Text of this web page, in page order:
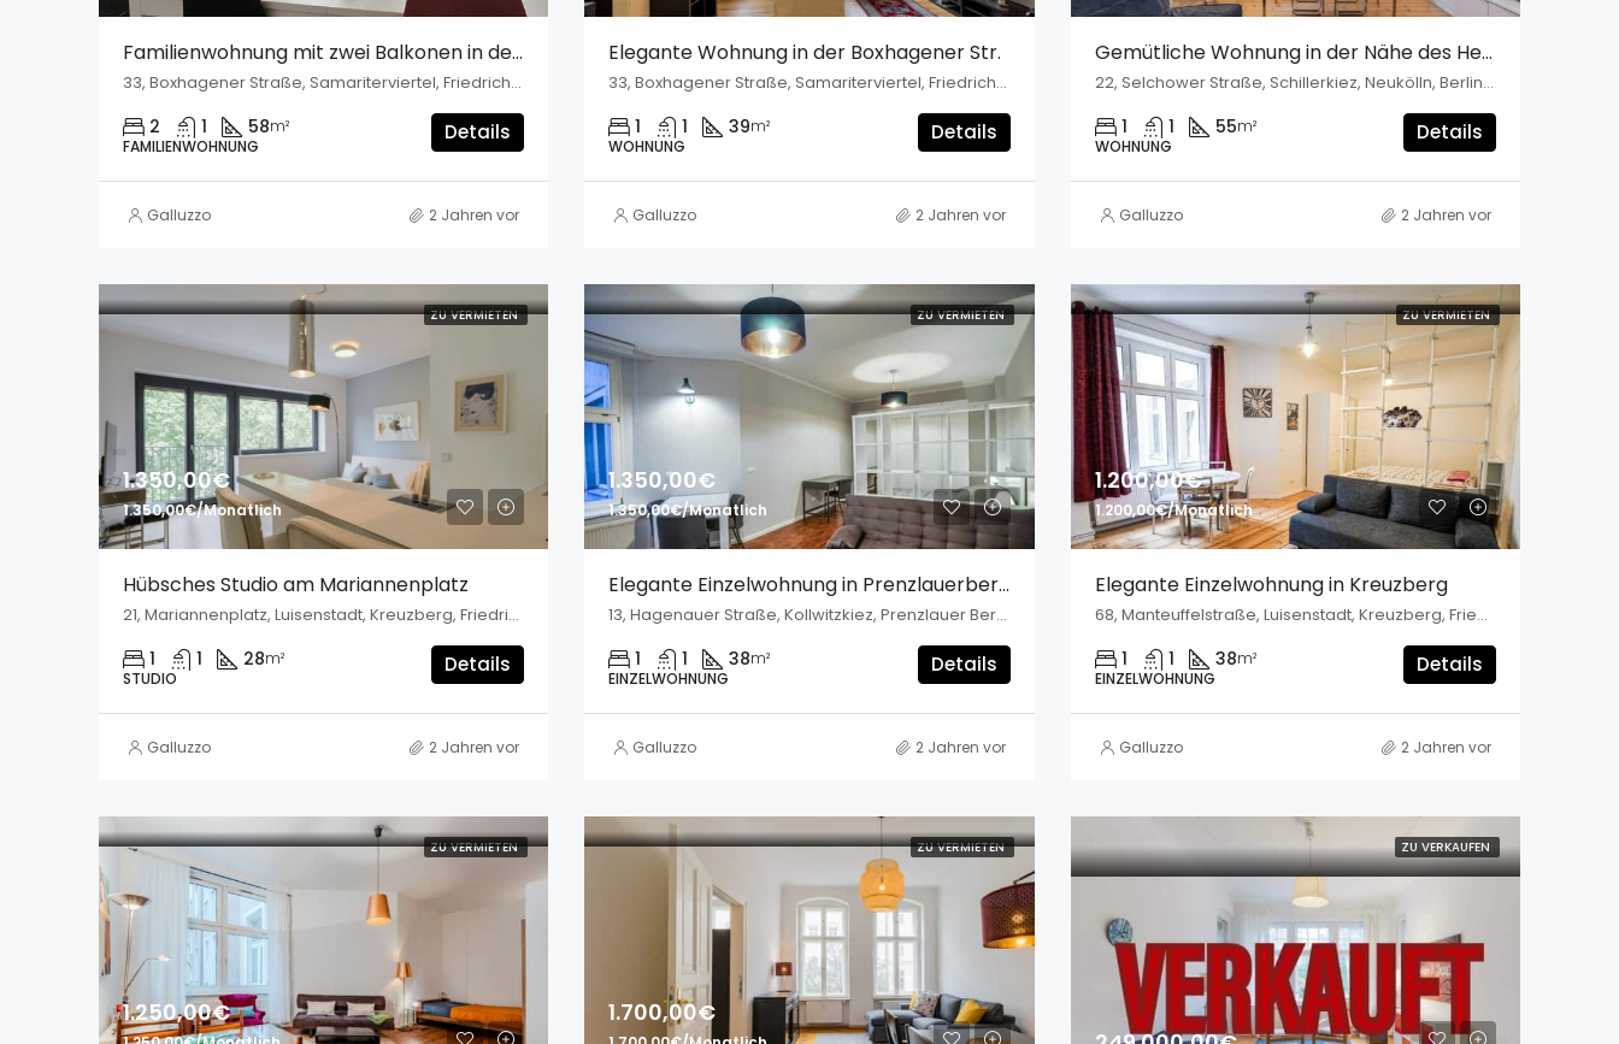
Familienwohnung mit zwei Balkonen in der Boxhagener Str.
33, Boxhagener Straße, Samariterviertel, Friedrichshain, Friedrichshain-Kreuzberg, Berlin, 10245, Deutschland
2 1 58m²
FAMILIENWOHNUNG
Details
Galluzzo 2 Jahren vor
Elegante Wohnung in der Boxhagener Str.
33, Boxhagener Straße, Samariterviertel, Friedrichshain, Friedrichshain-Kreuzberg, Berlin, 10245, Deutschland
1 1 39m²
WOHNUNG
Details
Galluzzo 2 Jahren vor
Gemütliche Wohnung in der Nähe des Hermannplatzes
22, Selchower Straße, Schillerkiez, Neukölln, Berlin, 12049, Deutschland
1 1 55m²
WOHNUNG
Details
Galluzzo 2 Jahren vor
ZU VERMIETEN
1.350,00€
1.350,00€/Monatlich
Hübsches Studio am Mariannenplatz
21, Mariannenplatz, Luisenstadt, Kreuzberg, Friedrichshain-Kreuzberg, Berlin, 10997, Deutschland
1 1 28m²
STUDIO
Details
Galluzzo 2 Jahren vor
ZU VERMIETEN
1.350,00€
1.350,00€/Monatlich
Elegante Einzelwohnung in Prenzlauerberg
13, Hagenauer Straße, Kollwitzkiez, Prenzlauer Berg, Pankow, Berlin, 10435, Deutschland
1 1 38m²
EINZELWOHNUNG
Details
Galluzzo 2 Jahren vor
ZU VERMIETEN
1.200,00€
1.200,00€/Monatlich
Elegante Einzelwohnung in Kreuzberg
68, Manteuffelstraße, Luisenstadt, Kreuzberg, Friedrichshain-Kreuzberg, Berlin, 10999, Deutschland
1 1 38m²
EINZELWOHNUNG
Details
Galluzzo 2 Jahren vor
ZU VERMIETEN
1.250,00€
ZU VERMIETEN
1.700,00€
ZU VERKAUFEN